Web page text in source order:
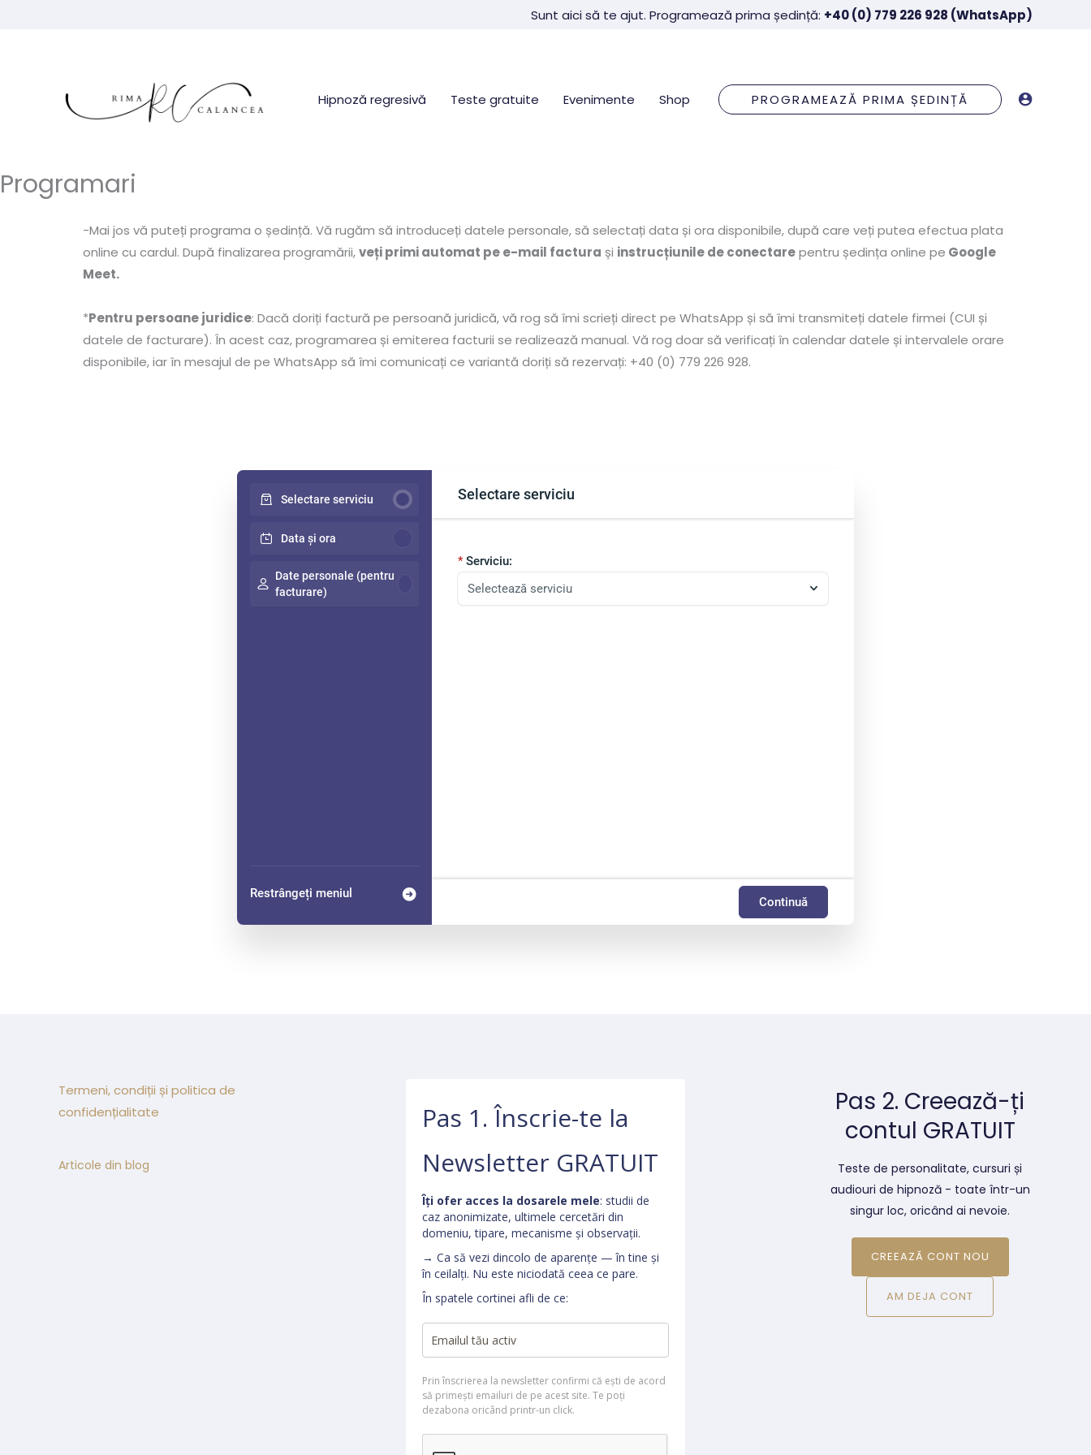
Sunt aici să te ajut. Programează prima ședință: +40 (0) 779 226 928 (WhatsApp)
Hipnoză regresivă Teste gratuite Evenimente Shop PROGRAMEAZĂ PRIMA ȘEDINȚĂ
Programari
-Mai jos vă puteți programa o ședință. Vă rugăm să introduceți datele personale, să selectați data și ora disponibile, după care veți putea efectua plata
online cu cardul. După finalizarea programării,veți primi automat pe e-mail factura și instrucțiunile de conectarepentru ședința online pe Google
Meet.
*Pentru persoane juridice: Dacă doriți factură pe persoană juridică, vă rog să îmi scrieți direct pe WhatsApp și să îmi transmiteți datele firmei (CUI și
datele de facturare). În acest caz, programarea și emiterea facturii se realizează manual. Vă rog doar să verificați în calendar datele și intervalele orare
disponibile, iar în mesajul de pe WhatsApp să îmi comunicați ce variantă doriți să rezervați: +40 (0) 779 226 928.
Selectare serviciu
Data și ora
Date personale (pentru
facturare)
Restrângeți meniul
Selectare serviciu
Serviciu:
Selectează serviciu
Continuă
Termeni, condiții și politica de
confidențialitate
Articole din blog
Pas 1. Înscrie-te la
Newsletter GRATUIT
Îți ofer acces la dosarele mele: studii de
caz anonimizate, ultimele cercetări din
domeniu, tipare, mecanisme și observații.
→ Ca să vezi dincolo de aparențe — în tine și
în ceilalți. Nu este niciodată ceea ce pare.
În spatele cortinei afli de ce:
Prin înscrierea la newsletter confirmi că ești de acord
să primești emailuri de pe acest site. Te poți
dezabona oricând printr-un click.
Pas 2. Creează-ți
contul GRATUIT
Teste de personalitate, cursuri și
audiouri de hipnoză - toate într-un
singur loc, oricând ai nevoie.
CREEAZĂ CONT NOU
AM DEJA CONT